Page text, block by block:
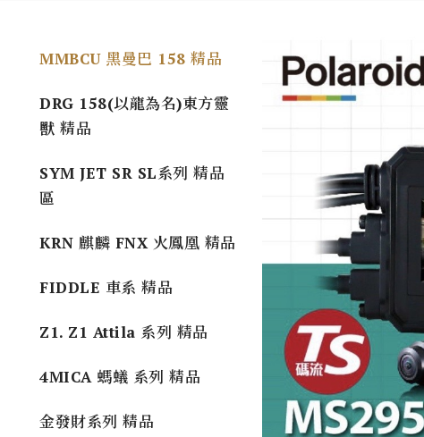
MMBCU 黑曼巴 158 精品
DRG 158(以龍為名)東方靈
獸 精品
SYM JET SR SL系列 精品
區
KRN 麒麟 FNX 火鳳凰 精品
FIDDLE 車系 精品
Z1. Z1 Attila 系列 精品
4MICA 螞蟻 系列 精品
金發財系列 精品